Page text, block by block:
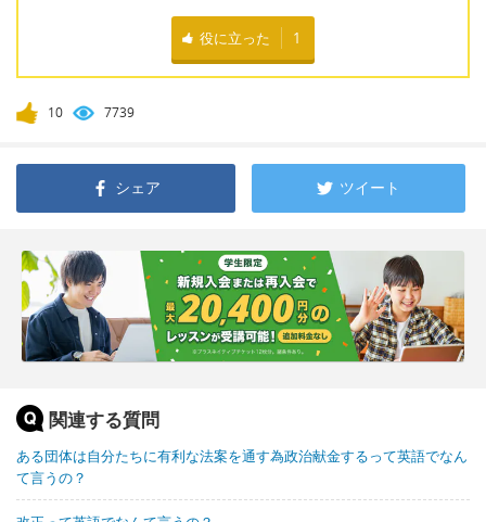
役に立った 1
10 7739
シェア ツイート
関連する質問
ある団体は自分たちに有利な法案を通す為政治献金するって英語でなん
て言うの？